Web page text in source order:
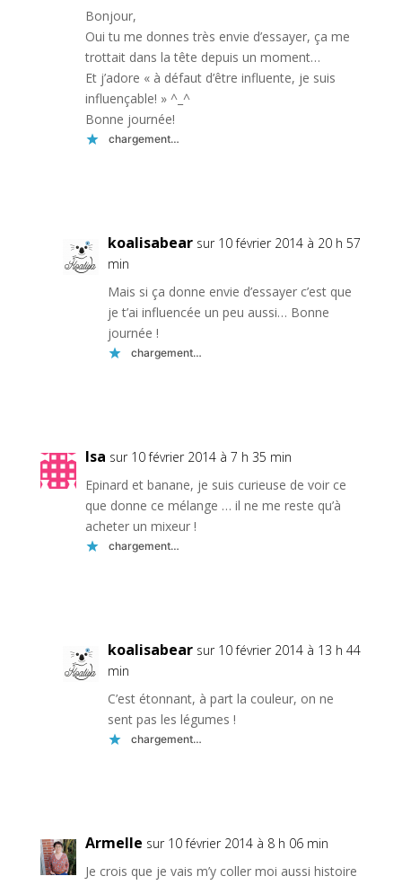
Bonjour,
Oui tu me donnes très envie d’essayer, ça me
trottait dans la tête depuis un moment…
Et j’adore « à défaut d’être influente, je suis
influençable! » ^_^
Bonne journée!
chargement…
koalisabear sur 10 février 2014 à 20 h 57
min
Mais si ça donne envie d’essayer c’est que
je t’ai influencée un peu aussi… Bonne
journée !
chargement…
Isa sur 10 février 2014 à 7 h 35 min
Epinard et banane, je suis curieuse de voir ce
que donne ce mélange … il ne me reste qu’à
acheter un mixeur !
chargement…
koalisabear sur 10 février 2014 à 13 h 44
min
C’est étonnant, à part la couleur, on ne
sent pas les légumes !
chargement…
Armelle sur 10 février 2014 à 8 h 06 min
Je crois que je vais m’y coller moi aussi histoire